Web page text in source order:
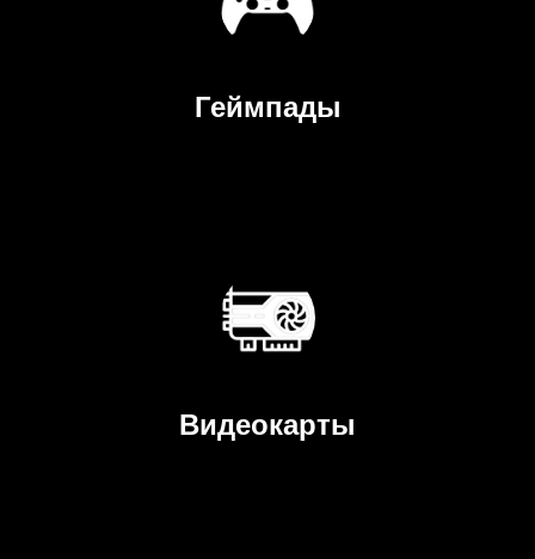
Геймпады
Видеокарты